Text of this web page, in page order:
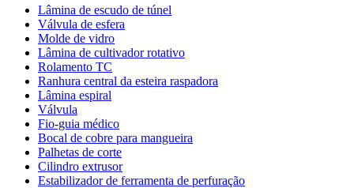
Lâmina de escudo de túnel
Válvula de esfera
Molde de vidro
Lâmina de cultivador rotativo
Rolamento TC
Ranhura central da esteira raspadora
Lâmina espiral
Válvula
Fio-guia médico
Bocal de cobre para mangueira
Palhetas de corte
Cilindro extrusor
Estabilizador de ferramenta de perfuração